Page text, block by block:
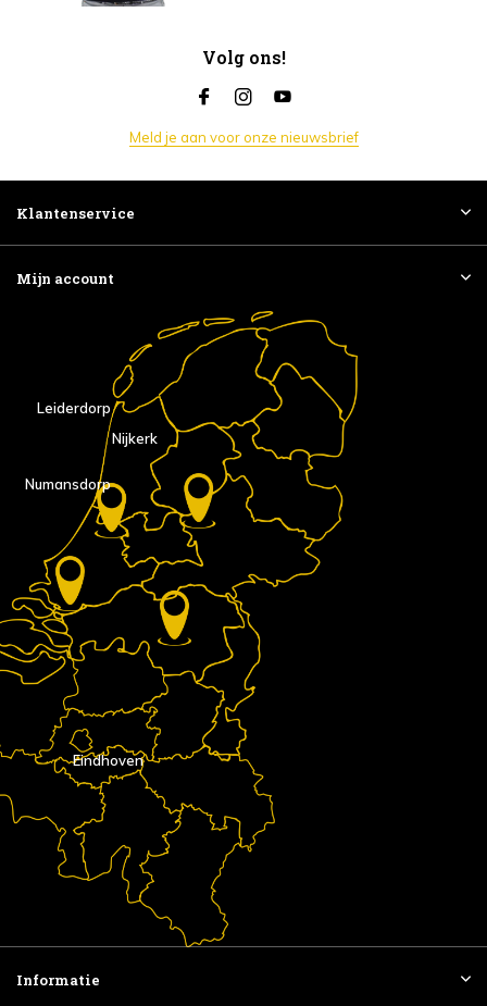
Volg ons!
Meld je aan voor onze nieuwsbrief
Klantenservice
Mijn account
Eindhoven
Nijkerk
Numansdorp
Leiderdorp
Informatie